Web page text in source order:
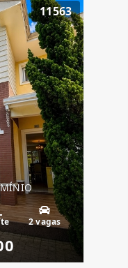
11563
2 vagas